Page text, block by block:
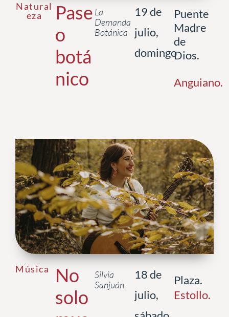
Natural
eza
Pase
o
botá
nico
La
Demanda
Botánica
19 de
julio,
domingo
Puente
Madre
de
Dios.
Anguiano.
Música
No
solo
Silvia
Sanjuán
18 de
julio,
Plaza.
Estollo.